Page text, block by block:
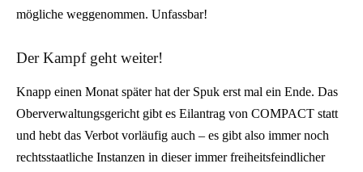
mögliche weggenommen. Unfassbar!
Der Kampf geht weiter!
Knapp einen Monat später hat der Spuk erst mal ein Ende. Das
Oberverwaltungsgericht gibt es Eilantrag von COMPACT statt
und hebt das Verbot vorläufig auch – es gibt also immer noch
rechtsstaatliche Instanzen in dieser immer freiheitsfeindlicher